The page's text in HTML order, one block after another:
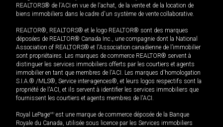
REALTORS® de l'ACI en vue de l'achat, de la vente et de la location de
biens immobiliers dans le cadre d'un système de vente collaborative.
REALTOR®, REALTORS® et le logo REALTOR® sont des marques
déposées de REALTOR® Canada Inc., une compagnie dont la National
Association of REALTORS® et l'Association canadienne de l’immobilier
sont propriétaires. Les marques de commerce REALTOR® servent à
distinguer les services immobiliers offerts par les courtiers et agents
immobilier en tant que membres de l'ACI. Les marques d'homologation
S.I.A.® /MLS®, Service inter-agences®, et leurs logos respectifs sont la
propriété de l'ACI, et ils servent à identifier les services immobiliers que
fournissent les courtiers et agents membres de l'ACI.
Royal LePageMD est une marque de commerce déposée de la Banque
Royale du Canada, utilisée sous licence par les Services immobiliers